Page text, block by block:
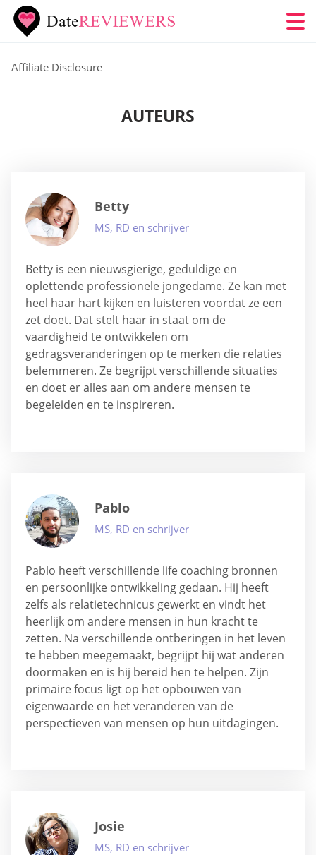
Affiliate Disclosure
AUTEURS
Betty
MS, RD en schrijver
Betty is een nieuwsgierige, geduldige en
oplettende professionele jongedame. Ze kan met
heel haar hart kijken en luisteren voordat ze een
zet doet. Dat stelt haar in staat om de
vaardigheid te ontwikkelen om
gedragsveranderingen op te merken die relaties
belemmeren. Ze begrijpt verschillende situaties
en doet er alles aan om andere mensen te
begeleiden en te inspireren.
Pablo
MS, RD en schrijver
Pablo heeft verschillende life coaching bronnen
en persoonlijke ontwikkeling gedaan. Hij heeft
zelfs als relatietechnicus gewerkt en vindt het
heerlijk om andere mensen in hun kracht te
zetten. Na verschillende ontberingen in het leven
te hebben meegemaakt, begrijpt hij wat anderen
doormaken en is hij bereid hen te helpen. Zijn
primaire focus ligt op het opbouwen van
eigenwaarde en het veranderen van de
perspectieven van mensen op hun uitdagingen.
Josie
MS, RD en schrijver